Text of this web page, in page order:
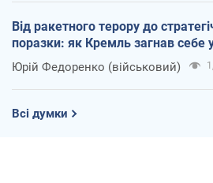
Від ракетного терору до
поразки: як Кремль загнав себе
Юрій Федоренко (військовий)
Всі думки